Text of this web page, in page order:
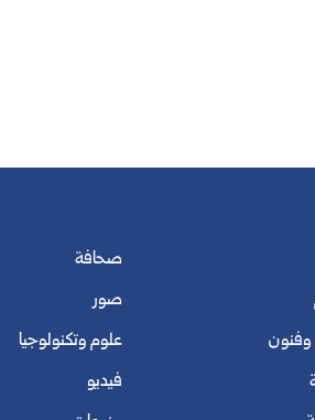
وفنون
صحافة
صور
علوم وتكنولوجيا
فيديو